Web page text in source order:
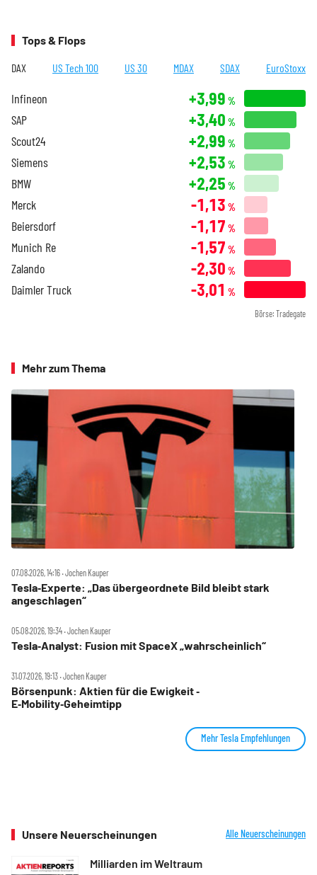
Tops & Flops
DAX US Tech 100 US 30 MDAX SDAX EuroStoxx
Infineon +3,99 %
SAP +3,40 %
Scout24 +2,99 %
Siemens +2,53 %
BMW +2,25 %
Merck -1,13 %
Beiersdorf -1,17 %
Munich Re -1,57 %
Zalando -2,30 %
Daimler Truck -3,01 %
Börse: Tradegate
Mehr zum Thema
07.08.2026, 14:16 ‧ Jochen Kauper
Tesla‑Experte: „Das übergeordnete Bild bleibt stark
angeschlagen“
05.08.2026, 19:34 ‧ Jochen Kauper
Tesla‑Analyst: Fusion mit SpaceX „wahrscheinlich“
31.07.2026, 19:13 ‧ Jochen Kauper
Börsenpunk: Aktien für die Ewigkeit ‑
E‑Mobility‑Geheimtipp
Mehr Tesla Empfehlungen
Unsere Neuerscheinungen Alle Neuerscheinungen
Milliarden im Weltraum